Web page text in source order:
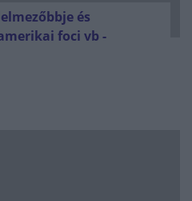
és
foci vb -